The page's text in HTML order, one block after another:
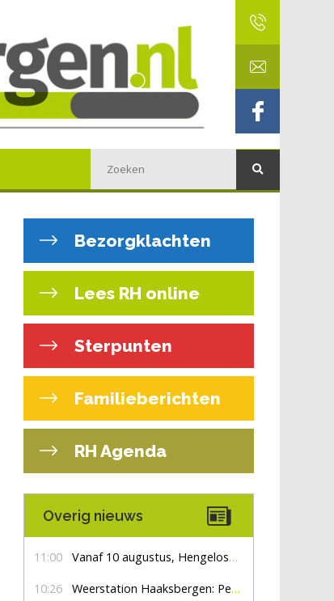
Bezorgklachten
Lees RH online
Sterpunten
Familieberichten
RH Agenda
Overig nieuws
11:00 Vanaf 10 augustus, Hengelosestraat drie weken dicht voor doorgaand verkeer
10:26 Weerstation Haaksbergen: Perioden met zon en droog